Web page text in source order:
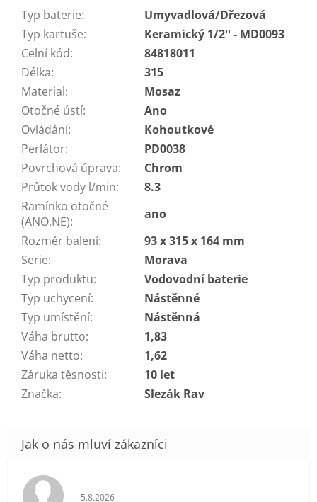
Typ baterie:
Umyvadlová/Dřezová
Typ kartuše:
Keramický 1/2'' - MD0093
Celní kód:
84818011
Délka:
315
Material:
Mosaz
Otočné ústí:
Ano
Ovládání:
Kohoutkové
Perlátor:
PD0038
Povrchová úprava:
Chrom
Průtok vody l/min:
8.3
Ramínko otočné
(ANO,NE):
ano
Rozměr balení:
93 x 315 x 164 mm
Serie:
Morava
Typ produktu:
Vodovodní baterie
Typ uchycení:
Nástěnné
Typ umístění:
Nástěnná
Váha brutto:
1,83
Váha netto:
1,62
Záruka těsnosti:
10 let
Značka: Slezák Rav
Hodnocení obchodu je 5 z 5 hvězdiček.
5.8.2026